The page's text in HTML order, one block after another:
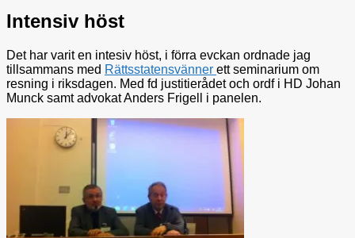
Intensiv höst
Det har varit en intesiv höst, i förra evckan ordnade jag
tillsammans med Rättsstatensvänner ett seminarium om
resning i riksdagen. Med fd justitierådet och ordf i HD Johan
Munck samt advokat Anders Frigell i panelen.